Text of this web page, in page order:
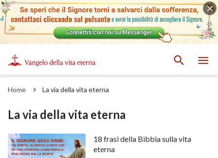
Home La via della vita eterna
La via della vita eterna
18 frasi della Bibbia sulla vita
eterna